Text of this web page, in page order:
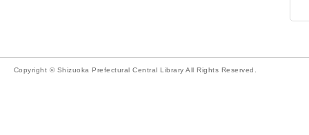
Copyright © Shizuoka Prefectural Central Library All Rights Reserved.